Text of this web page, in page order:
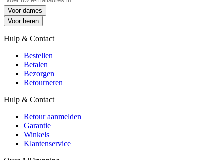
Voor dames
Voor heren
Hulp & Contact
Bestellen
Betalen
Bezorgen
Retourneren
Hulp & Contact
Retour aanmelden
Garantie
Winkels
Klantenservice